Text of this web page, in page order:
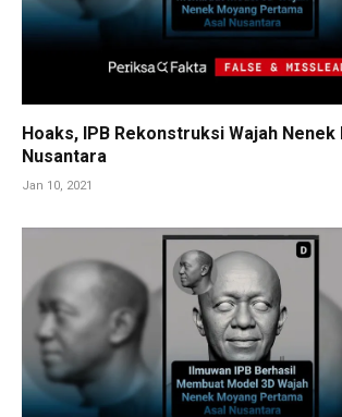
Hoaks, IPB Rekonstruksi Wajah
Nusantara
Jan 10, 2021